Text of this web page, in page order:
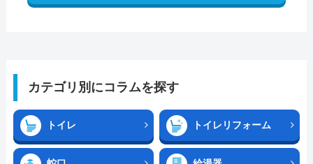
カテゴリ別にコラムを探す
トイレ トイレリフォーム